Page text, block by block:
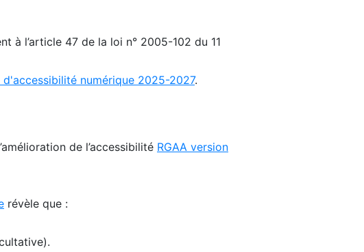
à l’article 47 de la loi n° 2005-102 du 11
d'accessibilité numérique 2025-2027.
de l’accessibilité RGAA version
révèle que :